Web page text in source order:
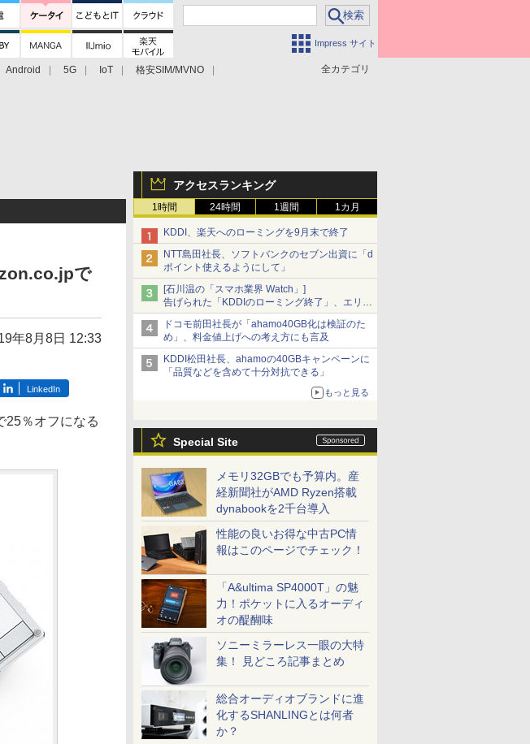
Impress サイト
全カテゴリ
Android 5G IoT
格安SIM/MVNO
アクセスランキング
1時間 24時間 1週間 1カ月
KDDI、楽天へのローミングを9月末で終了
NTT島田社長、ソフトバンクのセブン出資に「d
ポイント使えるようにして」
[石川温の「スマホ業界 Watch」]
告げられた「KDDIのローミング終了」、エリア
マップの落とし穴と楽天モバイルの課題
ドコモ前田社長が「ahamo40GB化は検証のた
め」、料金値上げへの考え方にも言及
KDDI松田社長、ahamoの40GBキャンペーンに
「品質などを含めて十分対抗できる」
もっと見る
Special Site
メモリ32GBでも予算内。産
経新聞社がAMD Ryzen搭載
dynabookを2千台導入
性能の良いお得な中古PC情
報はこのページでチェック！
「A&ultima SP4000T」の魅
力！ポケットに入るオーディ
オの醍醐味
ソニーミラーレス一眼の大特
集！ 見どころ記事まとめ
総合オーディオブランドに進
化するSHANLINGとは何者
か？
で
年8月8日 12:33
LinkedIn
％オフになる